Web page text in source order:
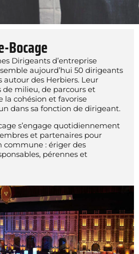
Bocage
Dirigeants d’entreprise
aujourd’hui 50 dirigeants
autour des Herbiers. Leur
milieu, de parcours et
la cohésion et favorise
dans sa fonction de dirigeant.
s’engage quotidiennement
et partenaires pour
commune : ériger des
pérennes et